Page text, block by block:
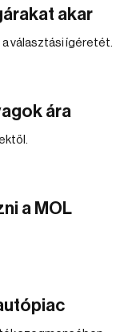
akar
választási ígéretét.
ára
a MOL